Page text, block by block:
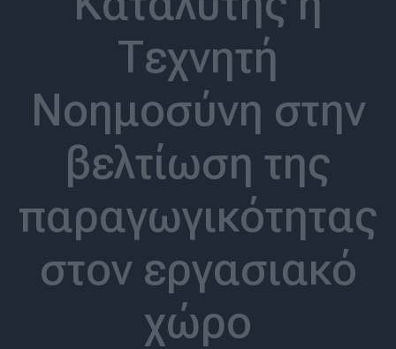
Τεχνητή
Νοημοσύνη στην
βελτίωση της
παραγωγικότητας
στον εργασιακό
χώρο